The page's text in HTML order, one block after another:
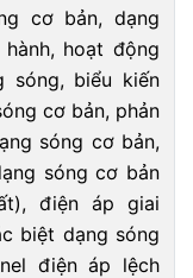
cơ bản, dạng
hoạt động
sóng, biểu kiến
cơ bản, phản
sóng cơ bản,
sóng cơ bản
điện áp giai
biệt dạng sóng
điện áp lệch